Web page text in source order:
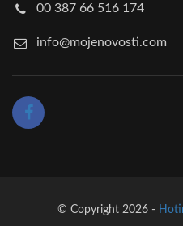
00 387 66 516 174
info@mojenovosti.com
© Copyright 2026 -